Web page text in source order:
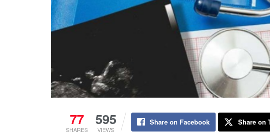
77
SHARES
595
VIEWS
Share on Facebook Share on